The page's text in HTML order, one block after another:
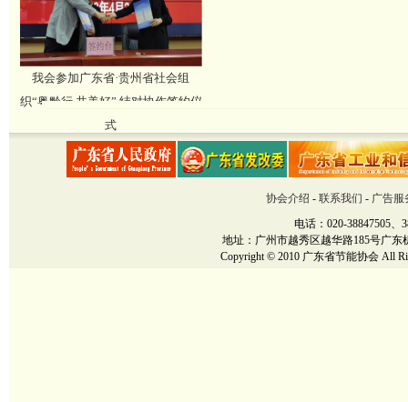
我会参加广东省·贵州省社会组
织“粤黔行 共美好” 结对协作签约仪
式
协会介绍 - 联系我们 - 广告服
电话：020-38847505、
地址：广州市越秀区越华路185号广东
Copyright © 2010 广东省节能协会 All